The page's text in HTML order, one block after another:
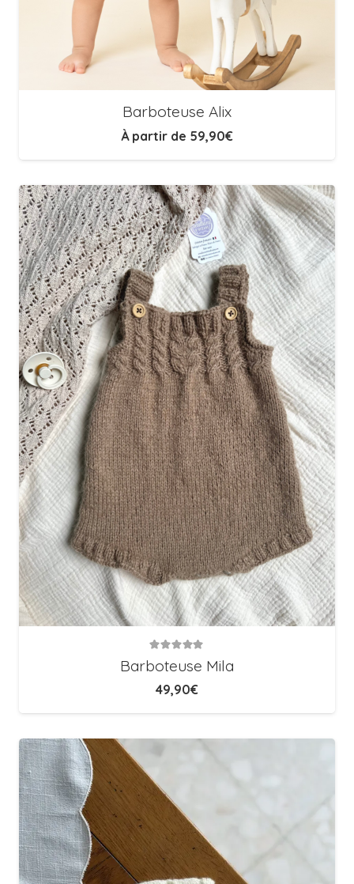
Barboteuse Alix
À partir de 59,90€
Barboteuse Mila
49,90€